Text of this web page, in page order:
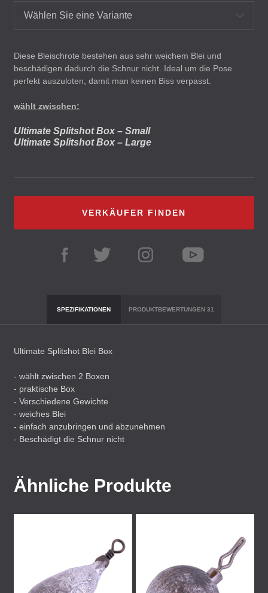
Wählen Sie eine Variante
Diese Bleischrote bestehen aus sehr weichem Blei und
beschädigen dadurch die Schnur nicht. Ideal um die Pose
perfekt auszuloten, damit man keinen Biss verpasst.
wählt zwischen:
Ultimate Splitshot Box – Small
Ultimate Splitshot Box – Large
VERKÄUFER FINDEN
SPEZIFIKATIONEN PRODUKTBEWERTUNGEN31
Ultimate Splitshot Blei Box
- wählt zwischen 2 Boxen
- praktische Box
- Verschiedene Gewichte
- weiches Blei
- einfach anzubringen und abzunehmen
- Beschädigt die Schnur nicht
Ähnliche Produkte